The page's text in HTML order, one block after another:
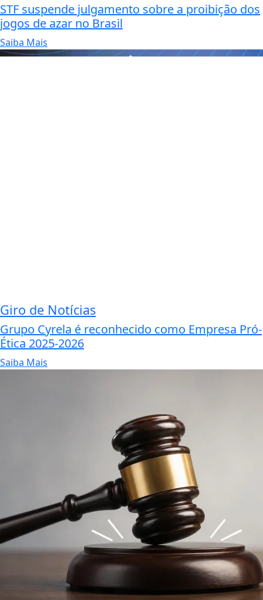
STF suspende julgamento sobre a proibição dos
jogos de azar no Brasil
Saiba Mais
Giro de Notícias
Grupo Cyrela é reconhecido como Empresa Pró-
Ética 2025-2026
Saiba Mais